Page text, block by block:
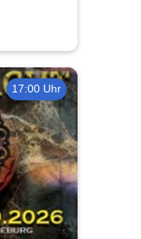
17:00 Uhr